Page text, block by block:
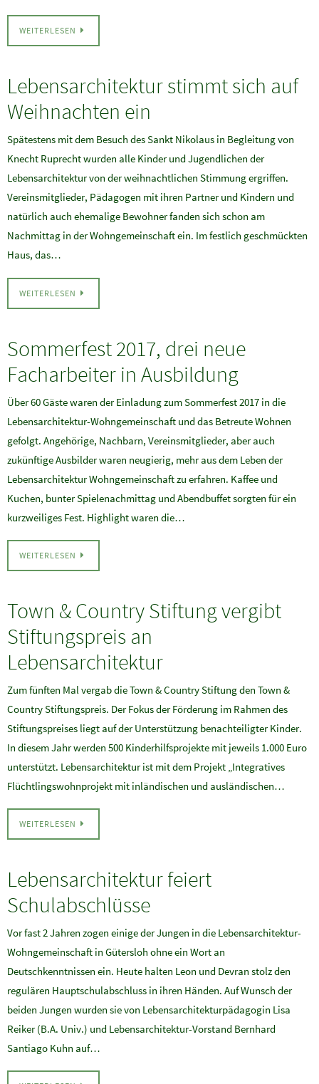
WEITERLESEN
Lebensarchitektur stimmt sich auf
Weihnachten ein
Spätestens mit dem Besuch des Sankt Nikolaus in Begleitung von
Knecht Ruprecht wurden alle Kinder und Jugendlichen der
Lebensarchitektur von der weihnachtlichen Stimmung ergriffen.
Vereinsmitglieder, Pädagogen mit ihren Partner und Kindern und
natürlich auch ehemalige Bewohner fanden sich schon am
Nachmittag in der Wohngemeinschaft ein. Im festlich geschmückten
Haus, das…
WEITERLESEN
Sommerfest 2017, drei neue
Facharbeiter in Ausbildung
Über 60 Gäste waren der Einladung zum Sommerfest 2017 in die
Lebensarchitektur-Wohngemeinschaft und das Betreute Wohnen
gefolgt. Angehörige, Nachbarn, Vereinsmitglieder, aber auch
zukünftige Ausbilder waren neugierig, mehr aus dem Leben der
Lebensarchitektur Wohngemeinschaft zu erfahren. Kaffee und
Kuchen, bunter Spielenachmittag und Abendbuffet sorgten für ein
kurzweiliges Fest. Highlight waren die…
WEITERLESEN
Town & Country Stiftung vergibt
Stiftungspreis an
Lebensarchitektur
Zum fünften Mal vergab die Town & Country Stiftung den Town &
Country Stiftungspreis. Der Fokus der Förderung im Rahmen des
Stiftungspreises liegt auf der Unterstützung benachteiligter Kinder.
In diesem Jahr werden 500 Kinderhilfsprojekte mit jeweils 1.000 Euro
unterstützt. Lebensarchitektur ist mit dem Projekt „Integratives
Flüchtlingswohnprojekt mit inländischen und ausländischen…
WEITERLESEN
Lebensarchitektur feiert
Schulabschlüsse
Vor fast 2 Jahren zogen einige der Jungen in die Lebensarchitektur-
Wohngemeinschaft in Gütersloh ohne ein Wort an
Deutschkenntnissen ein. Heute halten Leon und Devran stolz den
regulären Hauptschulabschluss in ihren Händen. Auf Wunsch der
beiden Jungen wurden sie von Lebensarchitekturpädagogin Lisa
Reiker (B.A. Univ.) und Lebensarchitektur-Vorstand Bernhard
Santiago Kuhn auf…